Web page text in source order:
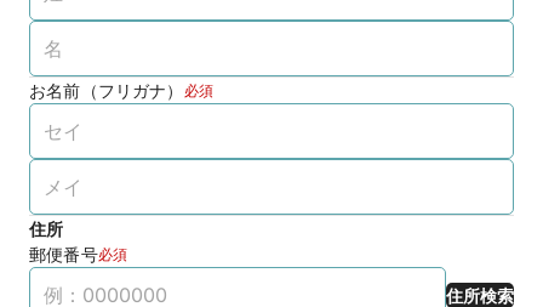
お名前（フリガナ） 必須
住所
郵便番号必須
住所検索